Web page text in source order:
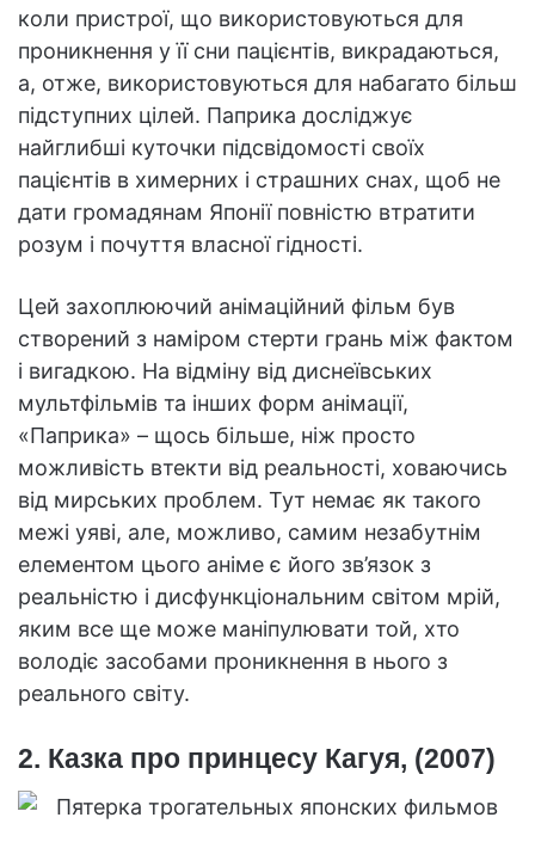
коли пристрої, що використовуються для
проникнення у її сни пацієнтів, викрадаються,
а, отже, використовуються для набагато більш
підступних цілей. Паприка досліджує
найглибші куточки підсвідомості своїх
пацієнтів в химерних і страшних снах, щоб не
дати громадянам Японії повністю втратити
розум і почуття власної гідності.
Цей захоплюючий анімаційний фільм був
створений з наміром стерти грань між фактом
і вигадкою. На відміну від диснеївських
мультфільмів та інших форм анімації,
«Паприка» – щось більше, ніж просто
можливість втекти від реальності, ховаючись
від мирських проблем. Тут немає як такого
межі уяві, але, можливо, самим незабутнім
елементом цього аніме є його зв’язок з
реальністю і дисфункціональним світом мрій,
яким все ще може маніпулювати той, хто
володіє засобами проникнення в нього з
реального світу.
2. Казка про принцесу Кагуя, (2007)